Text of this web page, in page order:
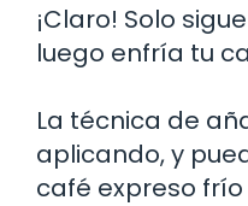
¡Claro! Solo
luego enfría tu
La técnica de
aplicando, y
café expreso